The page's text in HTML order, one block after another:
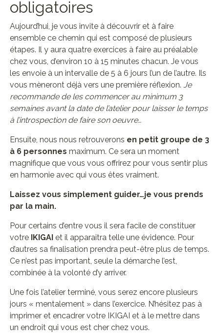
obligatoires
Aujourd’hui, je vous invite à découvrir et à faire
ensemble ce chemin qui est composé de plusieurs
étapes. Il y aura quatre exercices à faire au préalable
chez vous, d’environ 10 à 15 minutes chacun. Je vous
les envoie à un intervalle de 5 à 6 jours l’un de l’autre. Ils
vous mèneront déjà vers une première réflexion. Je
recommande de les commencer au minimum 3
semaines avant la date de l’atelier pour laisser le temps
à l’introspection de faire son oeuvre…
Ensuite, nous nous retrouverons en petit groupe de 3
à 6 personnes maximum. Ce sera un moment
magnifique que vous vous offrirez pour vous sentir plus
en harmonie avec qui vous êtes vraiment.
Laissez vous simplement guider…je vous prends
par la main.
Pour certains d’entre vous il sera facile de constituer
votre IKIGAI et il apparaitra telle une évidence. Pour
d’autres sa finalisation prendra peut-être plus de temps.
Ce n’est pas important, seule la démarche l’est,
combinée à la volonté d’y arriver.
Une fois l’atelier terminé, vous serez encore plusieurs
jours « mentalement » dans l’exercice. N’hésitez pas à
imprimer et encadrer votre IKIGAI et à le mettre dans
un endroit qui vous est cher chez vous.